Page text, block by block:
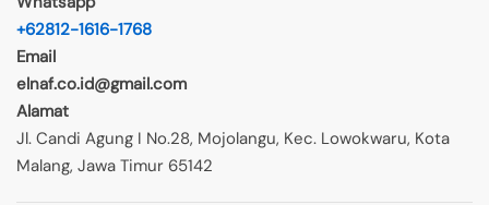
+62812-1616-1768
Email
elnaf.co.id@gmail.com
Alamat
Jl. Candi Agung I No.28, Mojolangu, Kec. Lowokwaru, Kota
Malang, Jawa Timur 65142